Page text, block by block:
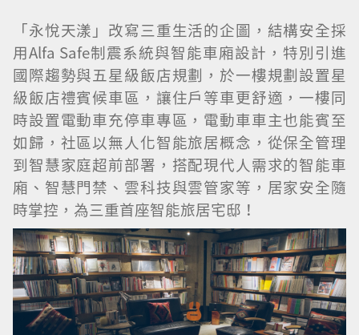
「永悅天漾」改寫三重生活的企圖，結構安全採
用Alfa Safe制震系統與智能車廂設計，特別引進
國際趨勢與五星級飯店規劃，於一樓規劃設置星
級飯店禮賓候車區，讓住戶等車更舒適，一樓同
時設置電動車充停車專區，電動車車主也能賓至
如歸，社區以無人化智能旅居概念，從保全管理
到智慧家庭超前部署，搭配現代人需求的智能車
廂、智慧門禁、雲科技與雲管家等，居家安全隨
時掌控，為三重首座智能旅居宅邸！